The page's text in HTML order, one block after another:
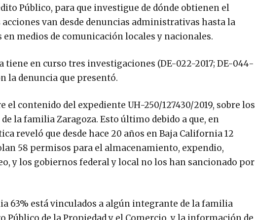
Público, para que investigue de dónde obtienen el
van desde denuncias administrativas hasta la
medios de comunicación locales y nacionales.
en curso tres investigaciones (DE-022-2017; DE-044-
la denuncia que presentó.
contenido del expediente UH-250/127430/2019, sobre los
la familia Zaragoza. Esto último debido a que, en
reveló que desde hace 20 años en Baja California 12
58 permisos para el almacenamiento, expendio,
y los gobiernos federal y local no los han sancionado por
63% está vinculados a algún integrante de la familia